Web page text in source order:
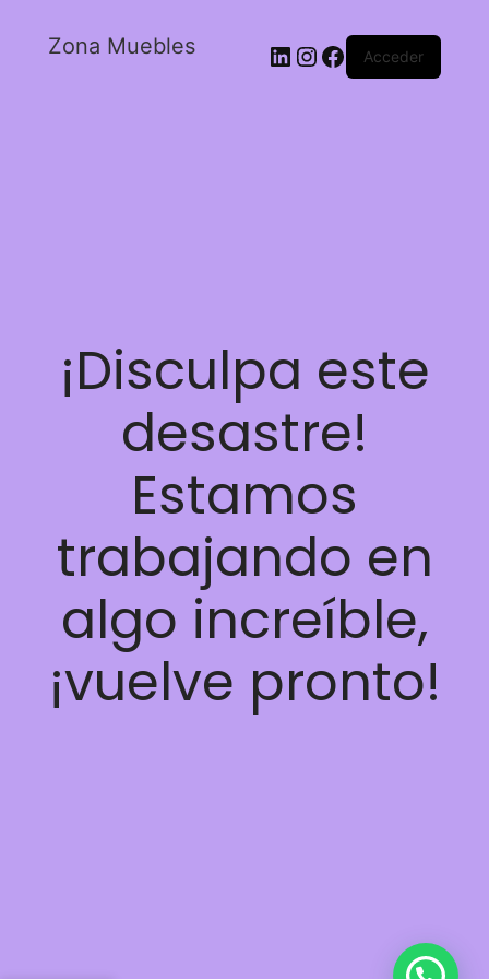
Zona Muebles Acceder
¡Disculpa este
desastre!
Estamos
trabajando en
algo increíble,
¡vuelve pronto!